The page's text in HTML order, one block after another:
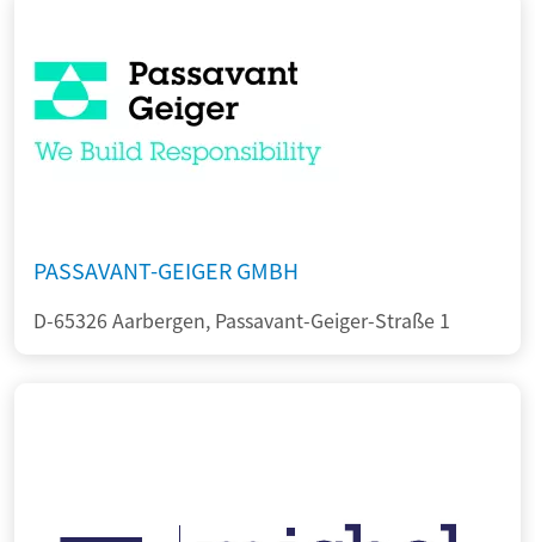
PASSAVANT-GEIGER GMBH
D-65326 Aarbergen, Passavant-Geiger-Straße 1